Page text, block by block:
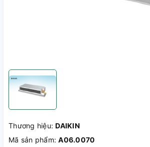
Thương hiệu:DAIKIN
Mã sản phẩm:A06.0070